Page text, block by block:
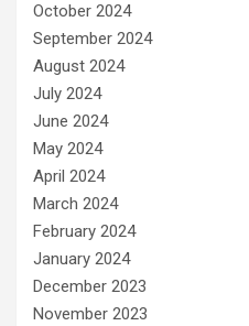
October 2024
September 2024
August 2024
July 2024
June 2024
May 2024
April 2024
March 2024
February 2024
January 2024
December 2023
November 2023